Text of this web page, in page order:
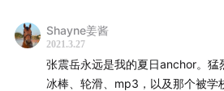
Shayne姜酱
2021.3.27
张震岳永远是我的夏日anchor。猛
冰棒、轮滑、mp3，以及那个被学